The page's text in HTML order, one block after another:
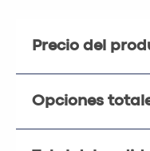
Precio del
Opciones